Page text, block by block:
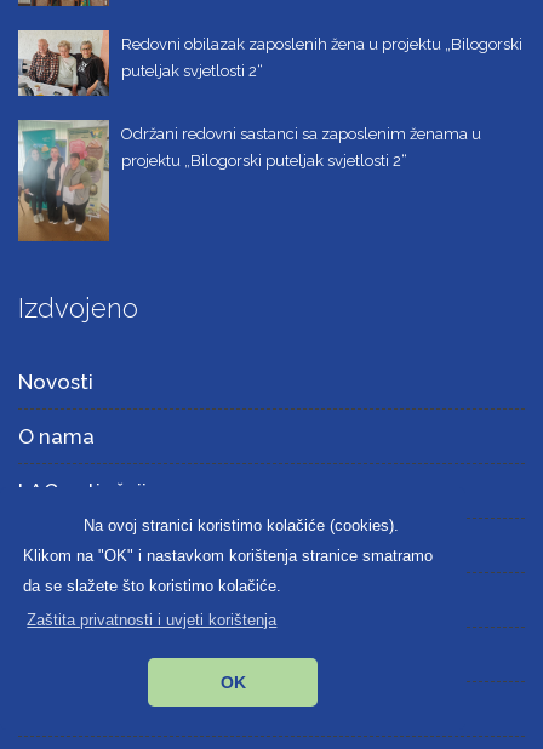
Na ovoj stranici koristimo kolačiće (cookies).
Klikom na "OK" i nastavkom korištenja stranice smatramo
da se slažete što koristimo kolačiće.
Zaštita privatnosti i uvjeti korištenja
OK
Redovni obilazak zaposlenih žena u projektu „Bilogorski
puteljak svjetlosti 2“
Održani redovni sastanci sa zaposlenim ženama u
projektu „Bilogorski puteljak svjetlosti 2“
Izdvojeno
Novosti
O nama
LAG natječaji
Projekti